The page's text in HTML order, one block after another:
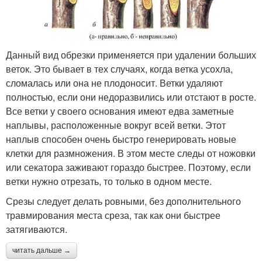
Данный вид обрезки применяется при удалении больших
веток. Это бывает в тех случаях, когда ветка усохла,
сломалась или она не плодоносит. Ветки удаляют
полностью, если они недоразвились или отстают в росте.
Все ветки у своего основания имеют едва заметные
наплывы, расположенные вокруг всей ветки. Этот
наплыв способен очень быстро генерировать новые
клетки для размножения. В этом месте следы от ножовки
или секатора заживают гораздо быстрее. Поэтому, если
ветки нужно отрезать, то только в одном месте.
Срезы следует делать ровными, без дополнительного
травмирования места среза, так как они быстрее
затягиваются.
читать дальше →